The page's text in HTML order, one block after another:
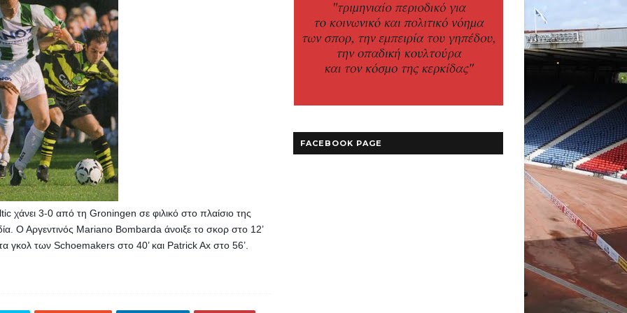
χάνει 3-0 από τη Groningen σε φιλικό στο πλαίσιο της
Ο Αργεντινός Mariano Bombarda άνοιξε το σκορ στο 12’
γκολ των Schoemakers στο 40’ και Patrick Ax στο 56’.
FACEBOOK PAGE